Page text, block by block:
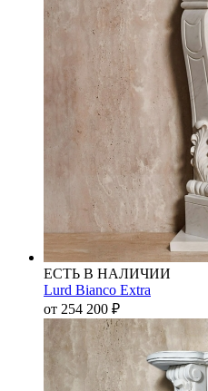
ЕСТЬ В НАЛИЧИИ
Lurd Bianco Extra
от 254 200 ₽